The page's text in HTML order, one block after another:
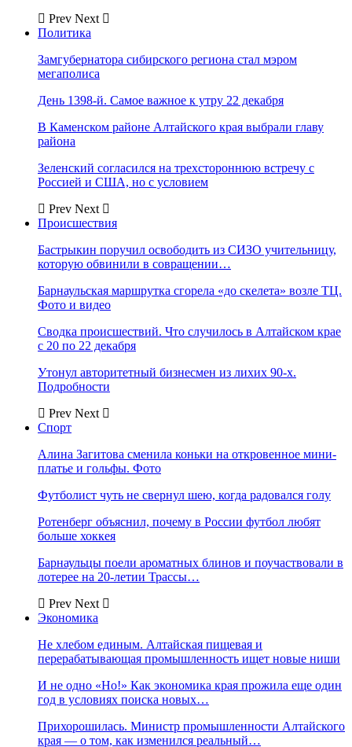
Prev Next
Политика
Замгубернатора сибирского региона стал мэром
мегаполиса
День 1398-й. Самое важное к утру 22 декабря
В Каменском районе Алтайского края выбрали главу
района
Зеленский согласился на трехстороннюю встречу с
Россией и США, но с условием
Prev Next
Происшествия
Бастрыкин поручил освободить из СИЗО учительницу,
которую обвинили в совращении…
Барнаульская маршрутка сгорела «до скелета» возле ТЦ.
Фото и видео
Сводка происшествий. Что случилось в Алтайском крае
с 20 по 22 декабря
Утонул авторитетный бизнесмен из лихих 90-х.
Подробности
Prev Next
Спорт
Алина Загитова сменила коньки на откровенное мини-
платье и гольфы. Фото
Футболист чуть не свернул шею, когда радовался голу
Ротенберг объяснил, почему в России футбол любят
больше хоккея
Барнаульцы поели ароматных блинов и поучаствовали в
лотерее на 20-летии Трассы…
Prev Next
Экономика
Не хлебом единым. Алтайская пищевая и
перерабатывающая промышленность ищет новые ниши
И не одно «Но!» Как экономика края прожила еще один
год в условиях поиска новых…
Прихорошилась. Министр промышленности Алтайского
края — о том, как изменился реальный…